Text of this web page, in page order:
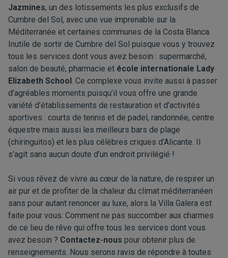
Jazmines, un des lotissements les plus exclusifs de
Cumbre del Sol, avec une vue imprenable sur la
Méditerranée et certaines communes de la Costa Blanca.
Inutile de sortir de Cumbre del Sol puisque vous y trouvez
tous les services dont vous avez besoin : supermarché,
salon de beauté, pharmacie et école internationale Lady
Elizabeth School . Ce complexe vous invite aussi à passer
d’agréables moments puisqu’il vous offre une grande
variété d’établissements de restauration et d’activités
sportives : courts de tennis et de padel, randonnée, centre
équestre mais aussi les meilleurs bars de plage
(chiringuitos) et les plus célèbres criques d’Alicante. Il
s’agit sans aucun doute d’un endroit privilégié !
Si vous rêvez de vivre au cœur de la nature, de respirer un
air pur et de profiter de la chaleur du climat méditerranéen
sans pour autant renoncer au luxe, alors la Villa Galera est
faite pour vous. Comment ne pas succomber aux charmes
de ce lieu de rêve qui offre tous les services dont vous
avez besoin ? Contactez-nous pour obtenir plus de
renseignements. Nous serons ravis de répondre à toutes